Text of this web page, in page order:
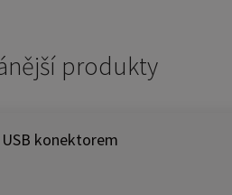
produkty
konektorem